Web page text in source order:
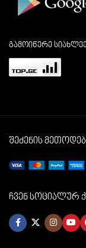
გამოიწერე
შეძენის
ჩვენ სოციალურ